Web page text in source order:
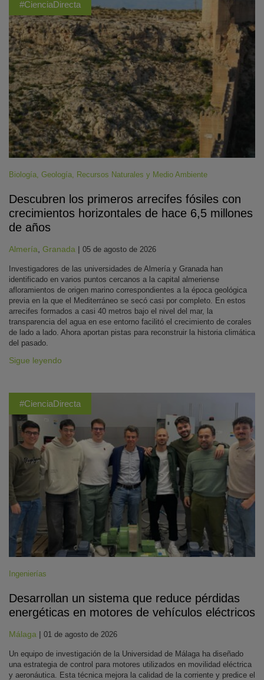
#CienciaDirecta
Biología Geología Recursos Naturales y Medio Ambiente
Descubren los primeros arrecifes fósiles con
crecimientos horizontales de hace 6,5 millones
de años
Almería Granada | 05 de agosto de 2026
Investigadores de las universidades de Almería y Granada han
identificado en varios puntos cercanos a la capital almeriense
afloramientos de origen marino correspondientes a la época geológica
previa en la que el Mediterráneo se secó casi por completo. En estos
arrecifes formados a casi 40 metros bajo el nivel del mar, la
transparencia del agua en ese entorno facilitó el crecimiento de corales
de lado a lado. Ahora aportan pistas para reconstruir la historia climática
del pasado.
Sigue leyendo
#CienciaDirecta
Ingenierías
Desarrollan un sistema que reduce pérdidas
energéticas en motores de vehículos eléctricos
Málaga | 01 de agosto de 2026
Un equipo de investigación de la Universidad de Málaga ha diseñado
una estrategia de control para motores utilizados en movilidad eléctrica
y aeronáutica. Esta técnica mejora la calidad de la corriente y predice el